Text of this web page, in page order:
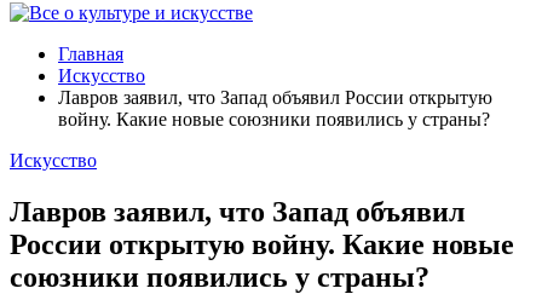
Главная
Искусство
Лавров заявил, что Запад объявил России открытую
войну. Какие новые союзники появились у страны?
Искусство
Лавров заявил, что Запад объявил
России открытую войну. Какие новые
союзники появились у страны?